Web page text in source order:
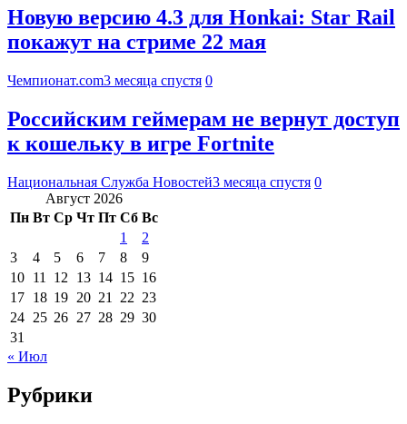
Новую версию 4.3 для Honkai: Star Rail
покажут на стриме 22 мая
Чемпионат.com3 месяца спустя 0
Российским геймерам не вернут доступ
к кошельку в игре Fortnite
Национальная Служба Новостей3 месяца спустя 0
Август 2026
Пн Вт Ср Чт Пт Сб Вс
1
2
3
4 5 6 7 8
9
10 11 12 13 14 15 16
17 18 19 20 21 22 23
24 25 26 27 28 29 30
31
« Июл
Рубрики